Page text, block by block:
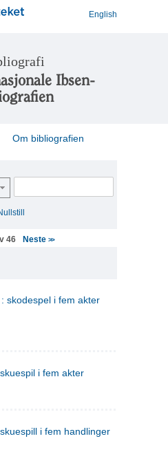
English
Ibsen-
Om bibliografien
46 Neste>>
skodespel i fem akter
i fem akter
i fem handlinger